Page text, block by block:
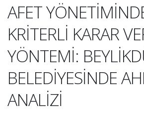
AFET
KRİTERLİ KARAR
YÖNTEMİ:
BELEDİYESİNDE
ANALİZİ